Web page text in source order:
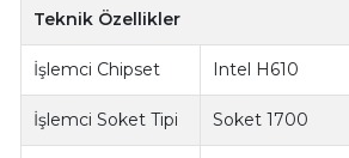
Teknik Özellikler
İşlemci Chipset Intel H610
İşlemci Soket Tipi Soket 1700